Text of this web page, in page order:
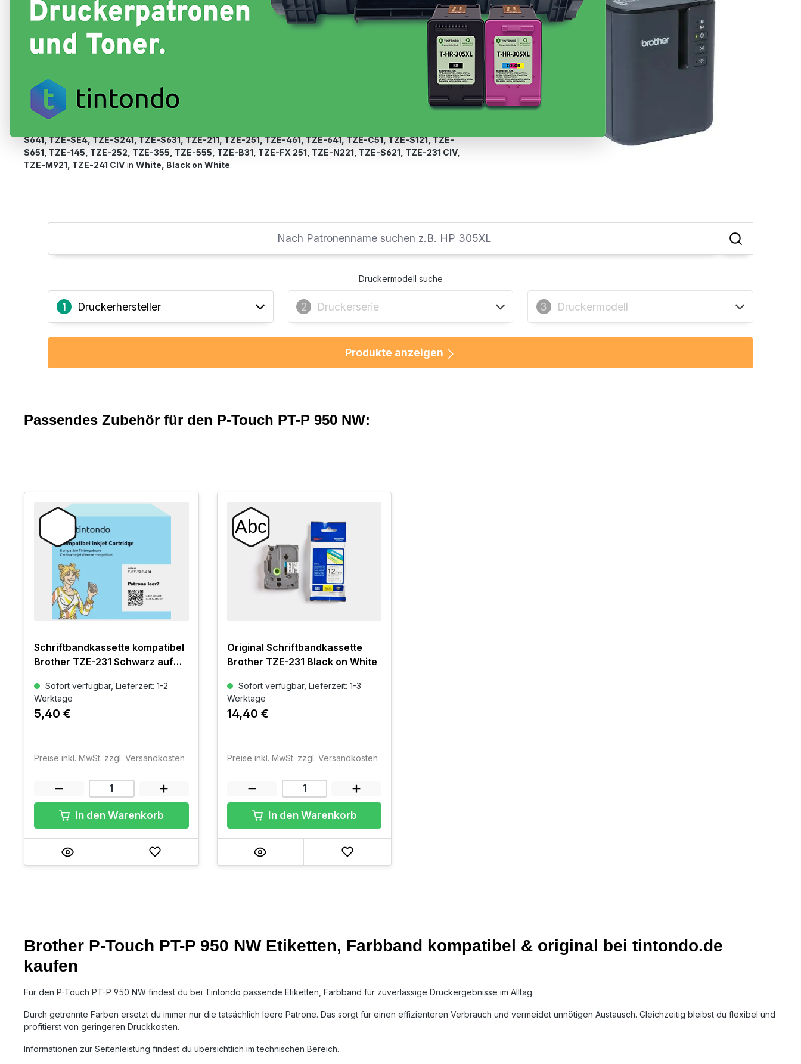
Hier findest du alle passendenEtiketten, Farbbandund das passende Zubehör für deinen
P-Touch PT-P 950
NW.
Dein Drucker nutzt Patronen der Serie
TZE-251CIV, TZE-261CIV, TZE-R 231, TZE-241, TZE-242, TZE-243,
TZE-253, TZE-261, TZE-315, TZE-325, TZE-334, TZE-335, TZE-345, TZE-354, TZE-365, TZE-421, TZE-
431, TZE-435, TZE-441, TZE-451, TZE-521, TZE-531, TZE-535, TZE-541, TZE-551, TZE-611, TZE-621,
TZE-631, TZE-651, TZE-161, TZE-221, TZE-222, TZE-223, TZE-231, TZE-232, TZE-233, TZE-231 S2,
TZE-661, TZE-721, TZE-731, TZE-741, TZE-751, TZE-B51, TZE-C31, TZE-FA3, TZE-FX 211, TZE-FX 221,
TZE-FX 231, TZE-FX 241, TZE-FX 621, TZE-FX 631, TZE-FX 641, TZE-FX 651, TZE-M931, TZE-M951, TZE-
M961, TZE-N201, TZE-N 231, TZE-N241, TZE-N251, TZE-S131, TZE-S141, TZE-S211, TZE-S221, TZE-111,
S641, TZE-SE4, TZE-S241, TZE-S631, TZE-211, TZE-251, TZE-461, TZE-641, TZE-C51, TZE-S121, TZE-
S651, TZE-145, TZE-252, TZE-355, TZE-555, TZE-B31, TZE-FX 251, TZE-N221, TZE-S621, TZE-231 CIV,
TZE-M921, TZE-241 CIV in White, Black on White.
Druckermodell suche
1 Druckerhersteller 2 Druckerserie 3 Druckermodell
Produkte anzeigen
Passendes Zubehör für den P-Touch PT-P 950 NW:
Schriftbandkassette kompatibel
Brother TZE-231 Schwarz auf
Sofort verfügbar, Lieferzeit: 1-2
Werktage
5,40 €
Preise inkl. MwSt. zzgl. Versandkosten
In den Warenkorb
Original Schriftbandkassette
Brother TZE-231 Black on White
Sofort verfügbar, Lieferzeit: 1-3
Werktage
14,40 €
Preise inkl. MwSt. zzgl. Versandkosten
In den Warenkorb
Brother P-Touch PT-P 950 NW Etiketten, Farbband kompatibel & original bei tintondo.de
kaufen
Für den P-Touch PT-P 950 NW findest du bei Tintondo passende Etiketten, Farbband für zuverlässige Druckergebnisse im Alltag.
Durch getrennte Farben ersetzt du immer nur die tatsächlich leere Patrone. Das sorgt für einen effizienteren Verbrauch und vermeidet unnötigen Austausch. Gleichzeitig bleibst du flexibel und
profitierst von geringeren Druckkosten.
Informationen zur Seitenleistung findest du übersichtlich im technischen Bereich.